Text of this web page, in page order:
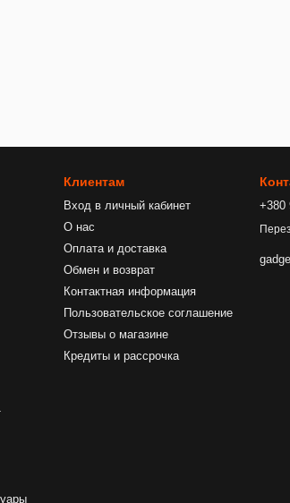
Клиентам
Вход в личный кабинет
О нас
Оплата и доставка
Обмен и возврат
Контактная информация
Пользовательское соглашение
Отзывы о магазине
Кредиты и рассрочка
+380